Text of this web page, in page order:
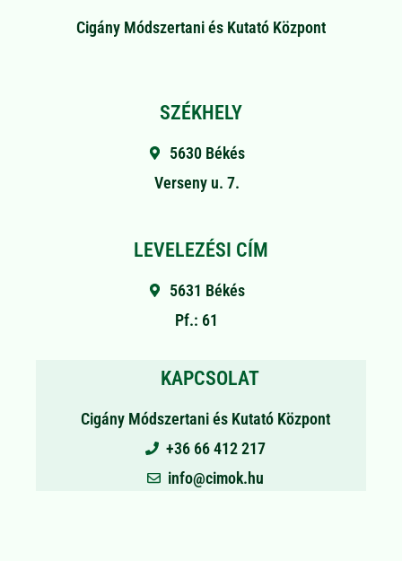
Cigány Módszertani és Kutató Központ
SZÉKHELY
5630 Békés
Verseny u. 7.
LEVELEZÉSI CÍM
5631 Békés
Pf.: 61
KAPCSOLAT
Cigány Módszertani és Kutató Központ
+36 66 412 217
info@cimok.hu